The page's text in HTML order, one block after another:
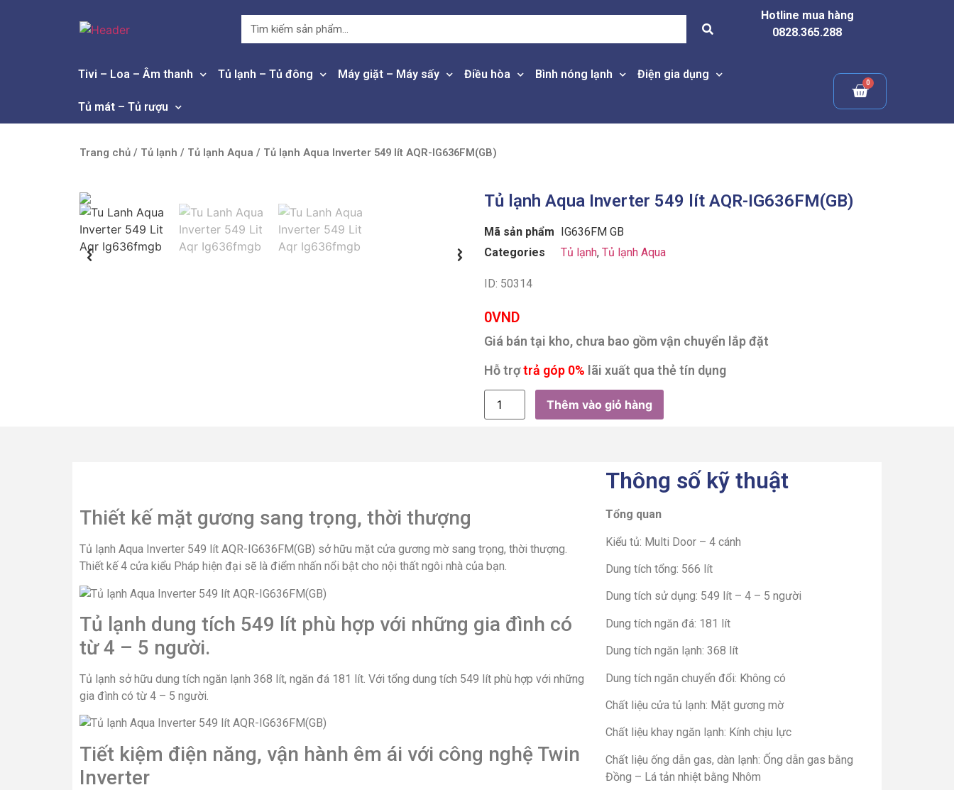
Hotline mua hàng
0828.365.288
Tivi – Loa – Âm thanh Tủ lạnh – Tủ đông Máy giặt – Máy sấy Điều hòa Bình nóng lạnh Điện gia dụng
Tủ mát – Tủ rượu
Trang chủ / Tủ lạnh / Tủ lạnh Aqua / Tủ lạnh Aqua Inverter 549 lít AQR-IG636FM(GB)
Tủ lạnh Aqua Inverter 549 lít AQR-IG636FM(GB)
Mã sản phẩm IG636FM GB
Categories
Tủ lạnh, Tủ lạnh Aqua
ID: 50314
0VND
Giá bán tại kho, chưa bao gồm vận chuyển lắp đặt
Hỗ trợtrả góp 0% lãi xuất qua thẻ tín dụng
Thêm vào giỏ hàng
Thiết kế mặt gương sang trọng, thời thượng
Tủ lạnh Aqua Inverter 549 lít AQR-IG636FM(GB) sở hữu mặt cửa gương mờ sang trọng, thời thượng.
Thiết kế 4 cửa kiểu Pháp hiện đại sẽ là điểm nhấn nổi bật cho nội thất ngôi nhà của bạn.
Tủ lạnh dung tích 549 lít phù hợp với những gia đình có
từ 4 – 5 người.
Tủ lạnh sở hữu dung tích ngăn lạnh 368 lít, ngăn đá 181 lít. Với tổng dung tích 549 lít phù hợp với những
gia đình có từ 4 – 5 người.
Tiết kiệm điện năng, vận hành êm ái với công nghệ Twin
Inverter
Thông số kỹ thuật
Tổng quan
Kiểu tủ: Multi Door – 4 cánh
Dung tích tổng: 566 lít
Dung tích sử dụng: 549 lít – 4 – 5 người
Dung tích ngăn đá: 181 lít
Dung tích ngăn lạnh: 368 lít
Dung tích ngăn chuyển đổi: Không có
Chất liệu cửa tủ lạnh: Mặt gương mờ
Chất liệu khay ngăn lạnh: Kính chịu lực
Chất liệu ống dẫn gas, dàn lạnh: Ống dẫn gas bằng
Đồng – Lá tản nhiệt bằng Nhôm